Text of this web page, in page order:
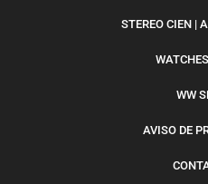
STEREO CIEN |
WW
AVISO DE